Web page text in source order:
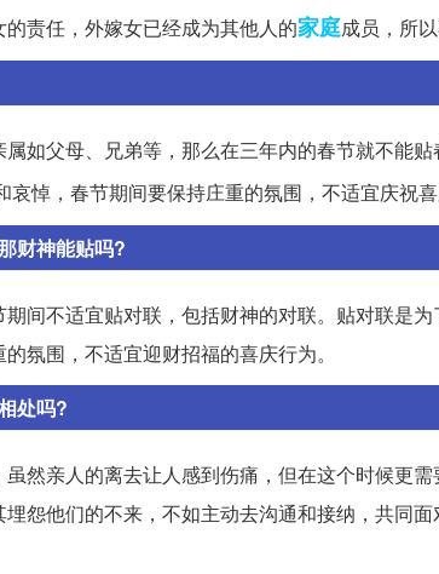
责任，外嫁女已经成为其他人的家庭成员，所
如父母、兄弟等，那么在三年内的春节就不能
哀悼，春节期间要保持庄重的氛围，不适宜庆祝喜
财神能贴吗?
间不适宜贴对联，包括财神的对联。贴对联是
氛围，不适宜迎财招福的喜庆行为。
处吗?
然亲人的离去让人感到伤痛，但在这个时候更
怨他们的不来，不如主动去沟通和接纳，共同